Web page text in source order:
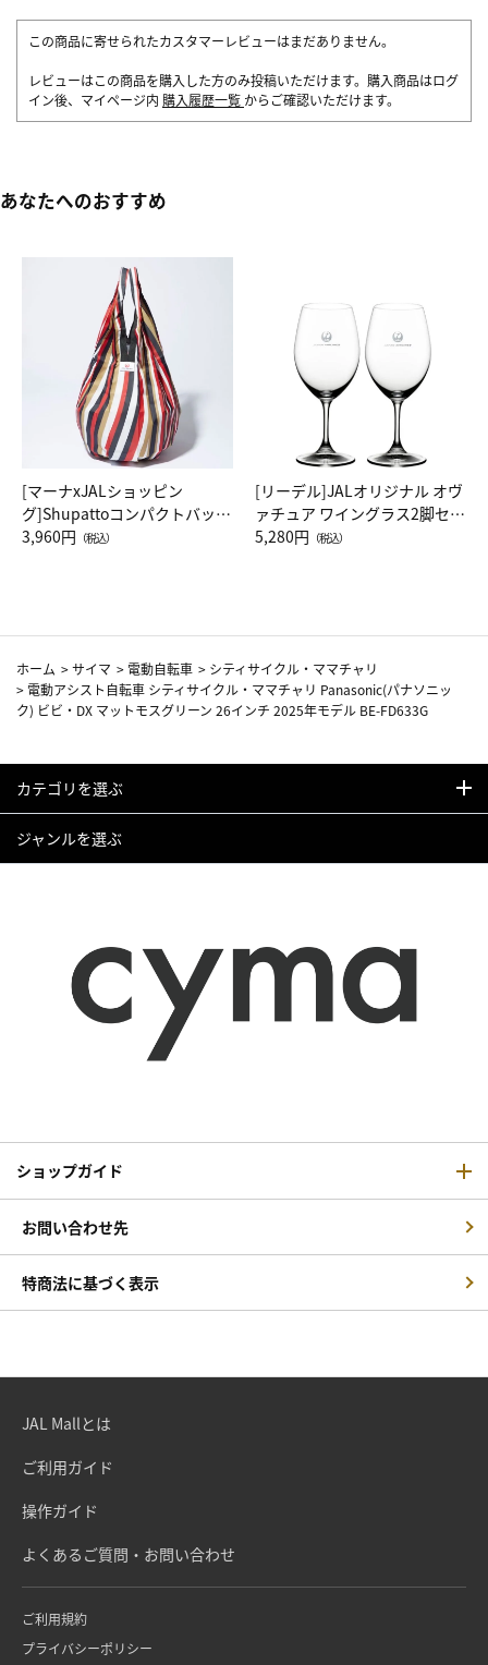
この商品に寄せられたカスタマーレビューはまだありません。
レビューはこの商品を購入した方のみ投稿いただけます。購入商品はログ
イン後、マイページ内 購入履歴一覧 からご確認いただけます。
あなたへのおすすめ
[マーナxJALショッピン
グ]Shupattoコンパクトバッグ
Drop JAL客室乗務員（LC）ス
3,960円 （税込）
[リーデル]JALオリジナル オヴ
ァチュア ワイングラス2脚セッ
ト（レッドワイン）
5,280円 （税込）
ホーム >サイマ > 電動自転車 > シティサイクル・ママチャリ
> 電動アシスト自転車 シティサイクル・ママチャリ Panasonic(パナソニッ
ク) ビビ・DX マットモスグリーン 26インチ 2025年モデル BE-FD633G
カテゴリを選ぶ
ジャンルを選ぶ
ショップガイド
お問い合わせ先
特商法に基づく表示
JAL Mallとは
ご利用ガイド
操作ガイド
よくあるご質問・お問い合わせ
ご利用規約
プライバシーポリシー